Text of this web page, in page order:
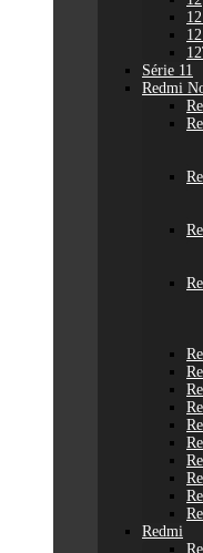
Série 11
Redmi
Redmi